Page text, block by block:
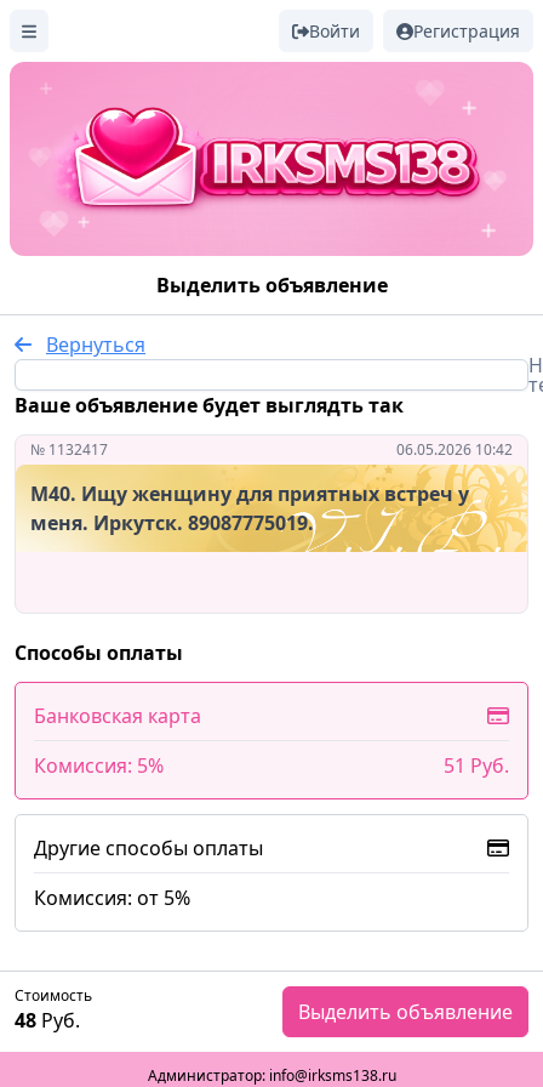
Войти Регистрация
Выделить объявление
Вернуться
Ваше объявление будет выглядть так
№ 1132417 06.05.2026 10:42
М40. Ищу женщину для приятных встреч у
меня. Иркутск. 89087775019.
Способы оплаты
Банковская карта
Комиссия: 5%
51 Руб.
Другие способы оплаты
Комиссия: от 5%
Стоимость
48 Руб. Выделить объявление
Администратор: info@irksms138.ru